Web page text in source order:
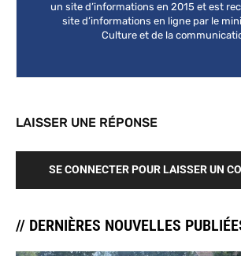
un site d’informations en 2015 et est
site d’informations en ligne par le
Culture et de la
LAISSER UNE RÉPONSE
SE CONNECTER POUR LAISSER UN
// DERNIÈRES NOUVELLES